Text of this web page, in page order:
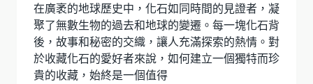
在廣袤的地球歷史中，化石如同時間的見證者，凝
聚了無數生物的過去和地球的變遷。每一塊化石背
後，故事和秘密的交織，讓人充滿探索的熱情。對
於收藏化石的愛好者來說，如何建立一個獨特而珍
貴的收藏，始終是一個值得